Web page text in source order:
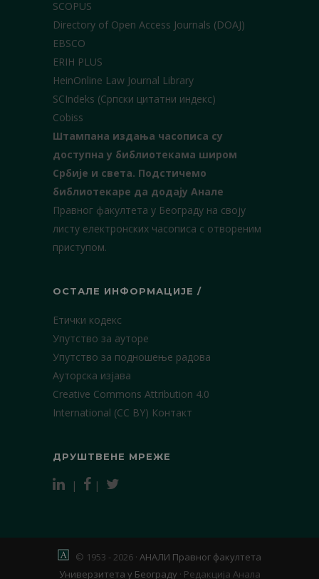
SCOPUS
Directory of Open Access Journals (DOAJ)
EBSCO
ERIH PLUS
HeinOnline Law Journal Library
SCIndeks (Српски цитатни индекс)
Cobiss
Штампана издања часописа су
доступна у библиотекама широм
Србије и света. Подстичемо
библиотекаре да додају Анале
Правног факултета у Београду на своју
листу електронских часописа с отвореним
приступом.
ОСТАЛЕ ИНФОРМАЦИЈЕ /
Етички кодекс
Упутство за ауторе
Упутство за подношење радова
Ауторска изјава
Creative Commons Attribution 4.0
International (CC BY) Контакт
ДРУШТВЕНЕ МРЕЖЕ
| |
© 1953 - 2026 · АНАЛИ Правног факултета
Универзитета у Београду · Редакција Анала